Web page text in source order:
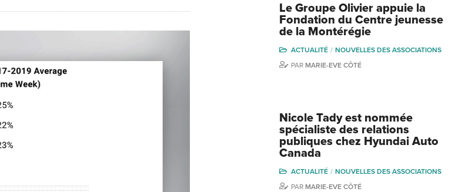
Le Groupe Olivier appuie la
Fondation du Centre jeunesse
de la Montérégie
ACTUALITÉ
NOUVELLES DES ASSOCIATIONS
PAR MARIE-EVE CÔTÉ
Nicole Tady est nommée
spécialiste des relations
publiques chez Hyundai Auto
Canada
ACTUALITÉ
NOUVELLES DES ASSOCIATIONS
PAR MARIE-EVE CÔTÉ